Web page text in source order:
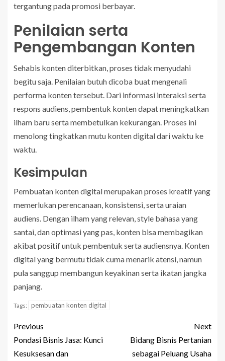
tergantung pada promosi berbayar.
Penilaian serta
Pengembangan Konten
Sehabis konten diterbitkan, proses tidak menyudahi
begitu saja. Penilaian butuh dicoba buat mengenali
performa konten tersebut. Dari informasi interaksi serta
respons audiens, pembentuk konten dapat meningkatkan
ilham baru serta membetulkan kekurangan. Proses ini
menolong tingkatkan mutu konten digital dari waktu ke
waktu.
Kesimpulan
Pembuatan konten digital merupakan proses kreatif yang
memerlukan perencanaan, konsistensi, serta uraian
audiens. Dengan ilham yang relevan, style bahasa yang
santai, dan optimasi yang pas, konten bisa membagikan
akibat positif untuk pembentuk serta audiensnya. Konten
digital yang bermutu tidak cuma menarik atensi, namun
pula sanggup membangun keyakinan serta ikatan jangka
panjang.
Tags: pembuatan konten digital
Previous
Pondasi Bisnis Jasa: Kunci
Kesuksesan dan
Next
Bidang Bisnis Pertanian
sebagai Peluang Usaha